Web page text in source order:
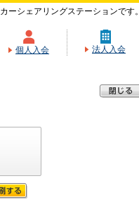
ーシェアリングステーションです。
個人入会 法人入会